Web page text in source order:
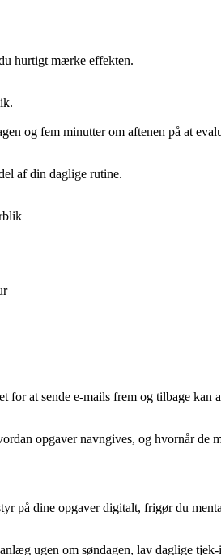
hurtigt mærke effekten.
og fem minutter om aftenen på at
af din daglige rutine.
at sende e-mails frem og tilbage
opgaver navngives, og hvornår de
på dine opgaver digitalt, frigør du
ugen om søndagen, lav daglige